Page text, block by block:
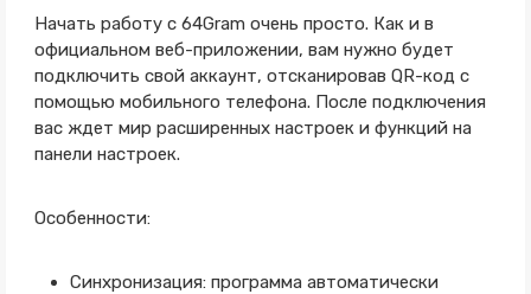
Начать работу с 64Gram очень просто. Как и в
официальном веб-приложении, вам нужно будет
подключить свой аккаунт, отсканировав QR-код с
помощью мобильного телефона. После подключения
вас ждет мир расширенных настроек и функций на
панели настроек.
Особенности:
Синхронизация: программа автоматически